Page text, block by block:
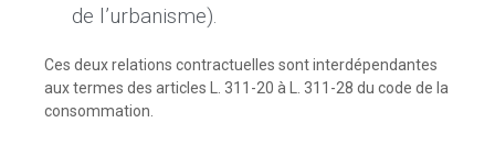
de l’urbanisme).
Ces deux relations contractuelles sont interdépendantes
aux termes des articles L. 311-20 à L. 311-28 du code de la
consommation.